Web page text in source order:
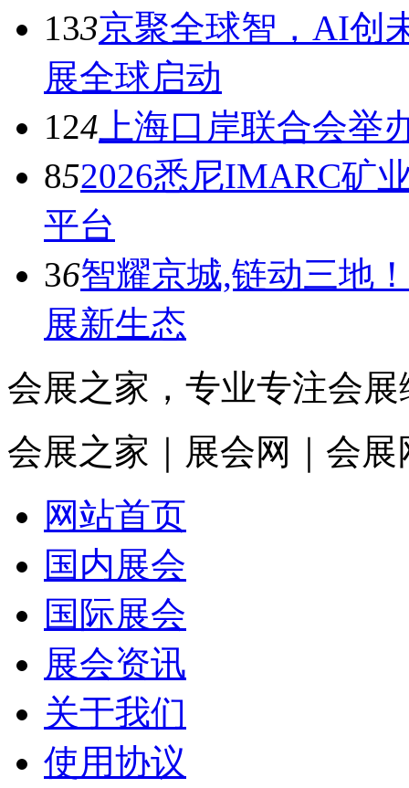
133京聚全球智，AI创
展全球启动
124 上海口岸联合会举
852026悉尼IMARC矿
平台
36智耀京城,链动三地
展新生态
会展之家，专业专注会
会展之家｜展会网｜会展
网站首页
国内展会
国际展会
展会资讯
关于我们
使用协议